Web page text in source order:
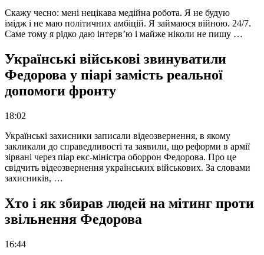
Скажу чесно: мені нецікава медійна робота. Я не будую
імідж і не маю політичних амбіцій. Я займаюся війною. 24/7.
Саме тому я рідко даю інтерв’ю і майже ніколи не пишу …
Українські військові звинуватили
Федорова у піарі замість реальної
допомоги фронту
18:02
Українські захисники записали відеозвернення, в якому
закликали до справедливості та заявили, що реформи в армії
зірвані через піар екс-міністра оборрон Федорова. Про це
свідчить відеозвернення українських військових. За словами
захисників, …
Хто і як збирав людей на мітинг проти
звільнення Федорова
16:44